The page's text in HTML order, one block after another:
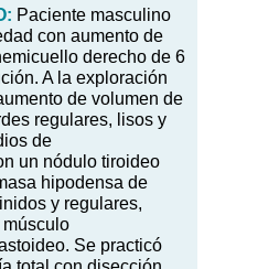
Paciente masculino
con aumento de
derecho de 6
A la exploración
de volumen de
regulares, lisos y
de
un nódulo tiroideo
hipodensa de
y regulares,
Se practicó